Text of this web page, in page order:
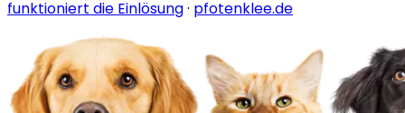
funktioniert die Einlösung· pfotenklee.de